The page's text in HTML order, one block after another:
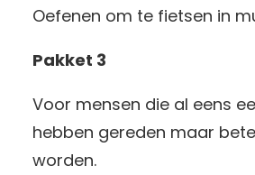
Oefenen om te fietsen in
Pakket 3
Voor mensen die al eens
hebben gereden maar
worden.